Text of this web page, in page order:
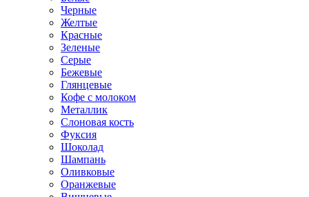
Черные
Желтые
Красные
Зеленые
Серые
Бежевые
Глянцевые
Кофе с молоком
Металлик
Слоновая кость
Фуксия
Шоколад
Шампань
Оливковые
Оранжевые